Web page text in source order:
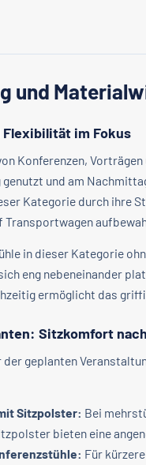
und
im Fokus
Konferenzen,
und am
Kategorie durch ihre
Transportwagen
in dieser Kategorie
eng nebeneinander
ermöglicht das
Sitzkomfort
der geplanten
Sitzpolster: Bei
bieten eine
Für